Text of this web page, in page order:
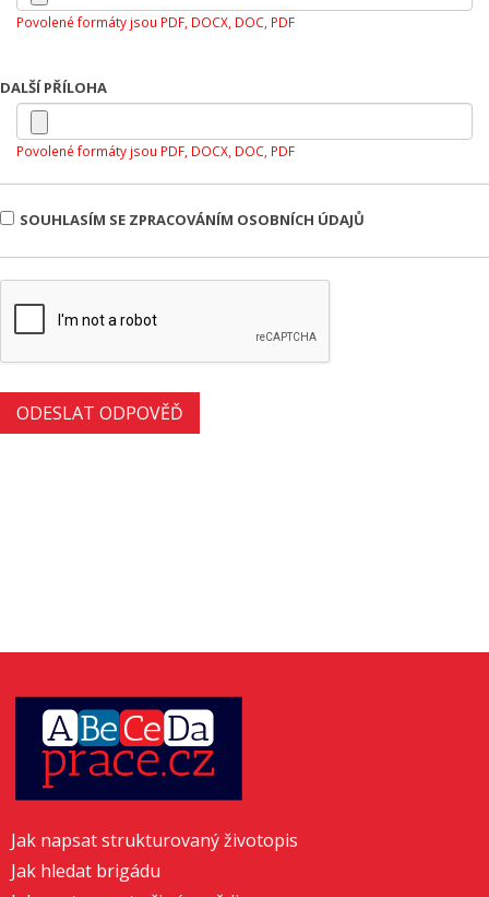
Povolené formáty jsou PDF, DOCX, DOC, PDF
DALŠÍ PŘÍLOHA
Povolené formáty jsou PDF, DOCX, DOC, PDF
SOUHLASÍM SE ZPRACOVÁNÍM OSOBNÍCH ÚDAJŮ
Jak napsat strukturovaný životopis
Jak hledat brigádu